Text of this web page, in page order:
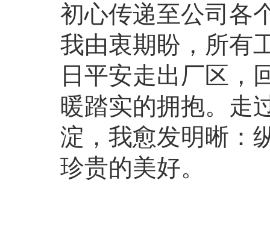
初心传递至公司各
我由衷期盼，所有
日平安走出厂区，
暖踏实的拥抱。走
淀，我愈发明晰：
珍贵的美好。